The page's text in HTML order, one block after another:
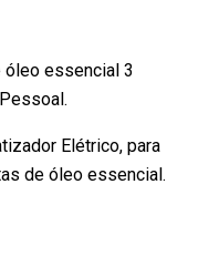
essencial 3
Elétrico, para
de óleo essencial.